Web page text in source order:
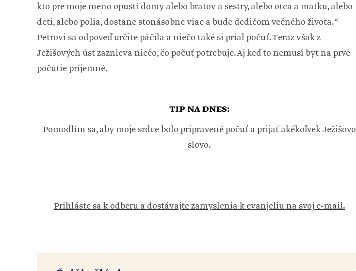
kto pre moje meno opustí domy alebo bratov a sestry, alebo otca a matku, alebo
deti, alebo polia, dostane stonásobne viac a bude dedičom večného života.“
Petrovi sa odpoveď určite páčila a niečo také si prial počuť. Teraz však z
Ježišových úst zaznieva niečo, čo počuť potrebuje. Aj keď to nemusí byť na prvé
počutie príjemné.
TIP NA DNES:
Pomodlím sa, aby moje srdce bolo pripravené počuť a prijať akékoľvek Ježišovo
slovo.
Prihláste sa k odberu a dostávajte zamyslenia k evanjeliu na svoj e-mail.